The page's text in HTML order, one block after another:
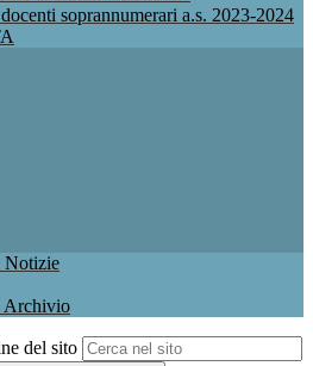
soprannumerari a.s. 2023-2024
Notizie
Archivio
del sito